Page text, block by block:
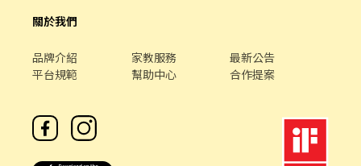
關於我們
品牌介紹 家教服務
最新公告
平台規範
幫助中心 合作提案